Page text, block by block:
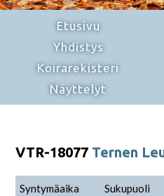
Etusivu
Yhdistys
Koirarekisteri
Näyttelyt
VTR-18077 Ternen
Syntymäaika Sukupuoli